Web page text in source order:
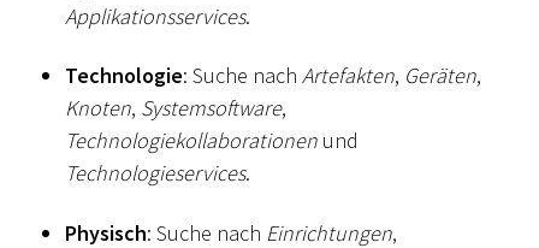
Applikationsservices.
Technologie: Suche nach Artefakten, Geräten,
Knoten, Systemsoftware,
Technologiekollaborationen und
Technologieservices.
Physisch: Suche nach Einrichtungen,